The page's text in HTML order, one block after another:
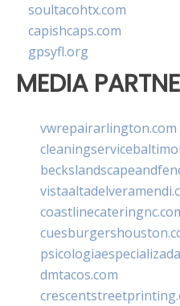
soultacohtx.com
capishcaps.com
gpsyfl.org
MEDIA
vwrepairarlington.com
dmtacos.com